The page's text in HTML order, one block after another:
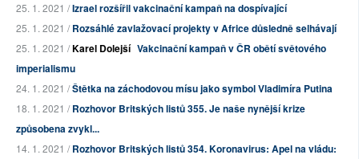
25. 1. 2021 /Izrael rozšířil vakcinační kampaň na dospívající
25. 1. 2021 /Rozsáhlé zavlažovací projekty v Africe důsledně selhávají
25. 1. 2021 /Karel Dolejší Vakcinační kampaň v ČR obětí světového
imperialismu
24. 1. 2021 /Štětka na záchodovou mísu jako symbol Vladimíra Putina
18. 1. 2021 /Rozhovor Britských listů 355. Je naše nynější krize
způsobena zvykl...
14. 1. 2021 /Rozhovor Britských listů 354. Koronavirus: Apel na vládu: